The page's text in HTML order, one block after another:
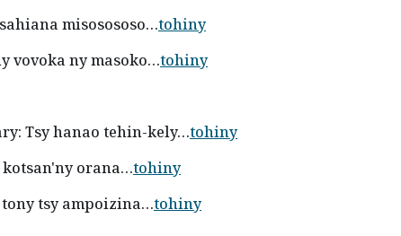
misosososo…tohiny
vovoka ny masoko…tohiny
Tsy hanao tehin-kely…tohiny
kotsan'ny orana…tohiny
tsy ampoizina…tohiny